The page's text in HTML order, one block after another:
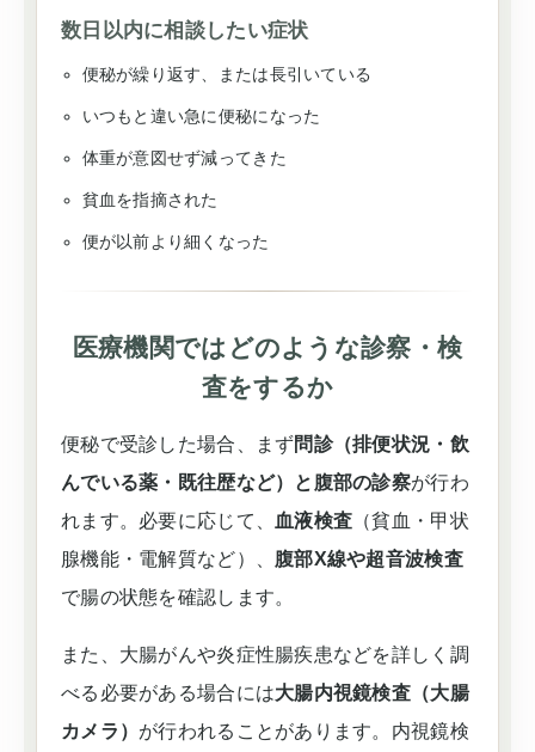
数日以内に相談したい症状
便秘が繰り返す、または長引いている
いつもと違い急に便秘になった
体重が意図せず減ってきた
貧血を指摘された
便が以前より細くなった
医療機関ではどのような診察・検
査をするか
便秘で受診した場合、まず問診（排便状況・飲
んでいる薬・既往歴など）と腹部の診察が行わ
れます。必要に応じて、
血液検査 （貧血・甲状
腺機能・電解質など）、 腹部X線や超音波検査
で腸の状態を確認します。
また、大腸がんや炎症性腸疾患などを詳しく調
べる必要がある場合には大腸内視鏡検査（大腸
カメラ） が行われることがあります。内視鏡検